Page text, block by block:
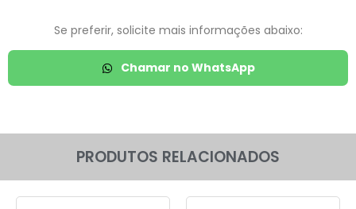
Se preferir, solicite mais informações abaixo:
Chamar no WhatsApp
PRODUTOS RELACIONADOS